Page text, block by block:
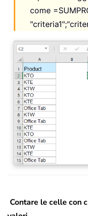
come
Contare le celle con